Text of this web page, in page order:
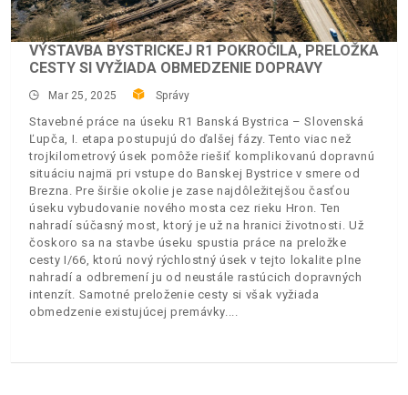
VÝSTAVBA BYSTRICKEJ R1 POKROČILA, PRELOŽKA
CESTY SI VYŽIADA OBMEDZENIE DOPRAVY
Mar 25, 2025 Správy
Stavebné práce na úseku R1 Banská Bystrica – Slovenská
Ľupča, I. etapa postupujú do ďalšej fázy. Tento viac než
trojkilometrový úsek pomôže riešiť komplikovanú dopravnú
situáciu najmä pri vstupe do Banskej Bystrice v smere od
Brezna. Pre širšie okolie je zase najdôležitejšou časťou
úseku vybudovanie nového mosta cez rieku Hron. Ten
nahradí súčasný most, ktorý je už na hranici životnosti. Už
čoskoro sa na stavbe úseku spustia práce na preložke
cesty I/66, ktorú nový rýchlostný úsek v tejto lokalite plne
nahradí a odbremení ju od neustále rastúcich dopravných
intenzít. Samotné preloženie cesty si však vyžiada
obmedzenie existujúcej premávky.